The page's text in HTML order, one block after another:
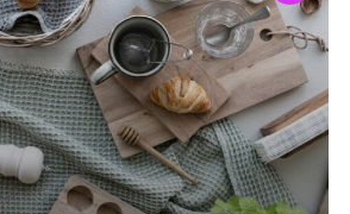
Home
De beste adressen
Blog
Winkelwijken
Tops 10
De ambachtslieden
Over ons